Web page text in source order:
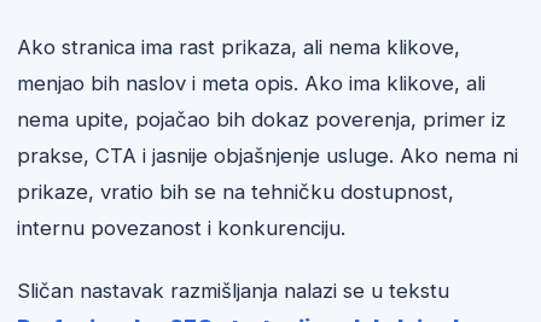
Ako stranica ima rast prikaza, ali nema klikove,
menjao bih naslov i meta opis. Ako ima klikove, ali
nema upite, pojačao bih dokaz poverenja, primer iz
prakse, CTA i jasnije objašnjenje usluge. Ako nema ni
prikaze, vratio bih se na tehničku dostupnost,
internu povezanost i konkurenciju.
Sličan nastavak razmišljanja nalazi se u tekstu